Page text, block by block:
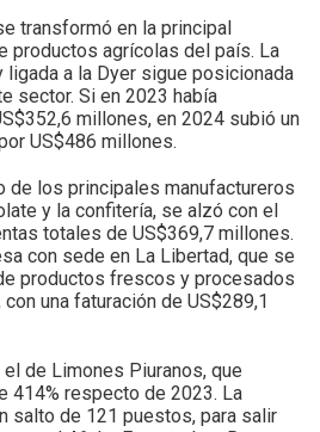
transformó en la principal
productos agrícolas del país. La
ligada a la Dyer sigue posicionada
sector. Si en 2023 había
millones, en 2024 subió un
US$486 millones.
de los principales manufactureros
y la confitería, se alzó con el
totales de US$369,7 millones.
con sede en La Libertad, que se
productos frescos y procesados
una faturación de US$289,1
de Limones Piuranos, que
414% respecto de 2023. La
salto de 121 puestos, para salir